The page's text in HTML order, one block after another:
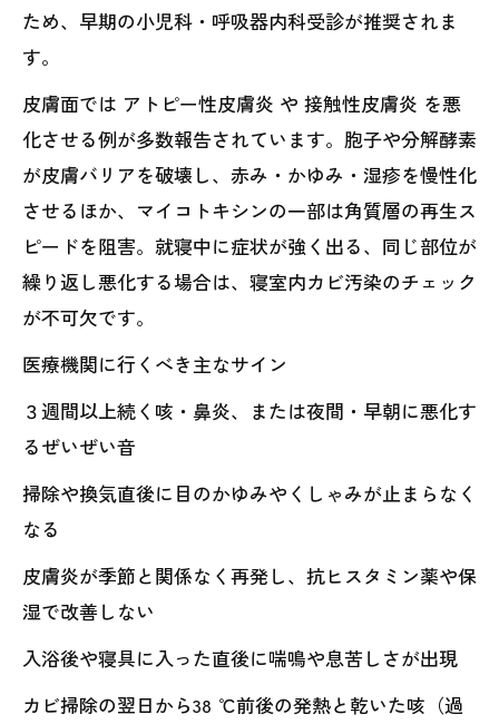
ため、早期の小児科・呼吸器内科受診が推奨されま
す。
皮膚面では アトピー性皮膚炎 や 接触性皮膚炎 を悪
化させる例が多数報告されています。胞子や分解酵素
が皮膚バリアを破壊し、赤み・かゆみ・湿疹を慢性化
させるほか、マイコトキシンの一部は角質層の再生ス
ピードを阻害。就寝中に症状が強く出る、同じ部位が
繰り返し悪化する場合は、寝室内カビ汚染のチェック
が不可欠です。
医療機関に行くべき主なサイン
３週間以上続く咳・鼻炎、または夜間・早朝に悪化す
るぜいぜい音
掃除や換気直後に目のかゆみやくしゃみが止まらなく
なる
皮膚炎が季節と関係なく再発し、抗ヒスタミン薬や保
湿で改善しない
入浴後や寝具に入った直後に喘鳴や息苦しさが出現
カビ掃除の翌日から38 ℃前後の発熱と乾いた咳（過